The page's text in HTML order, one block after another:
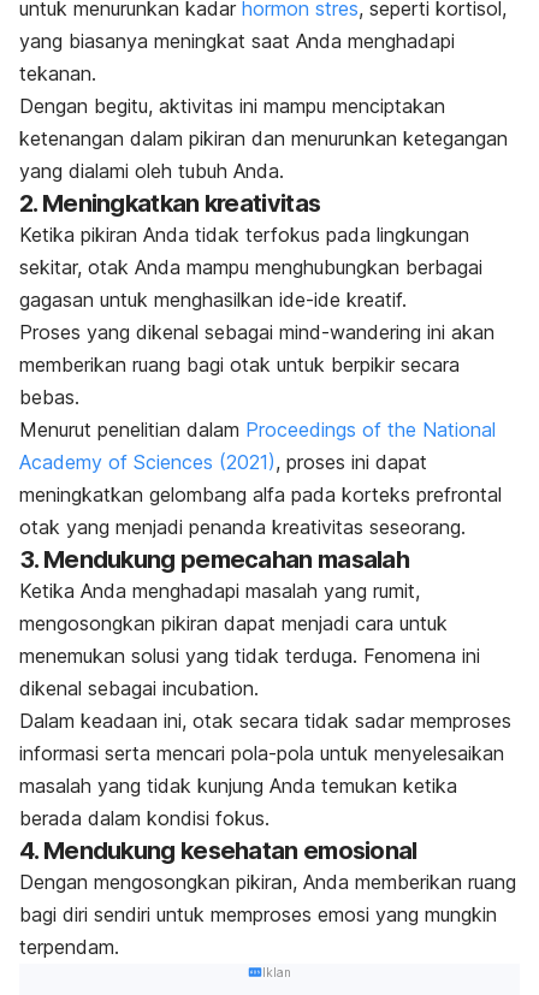
untuk menurunkan kadar hormon stres, seperti kortisol,
yang biasanya meningkat saat Anda menghadapi
tekanan.
Dengan begitu, aktivitas ini mampu menciptakan
ketenangan dalam pikiran dan menurunkan ketegangan
yang dialami oleh tubuh Anda.
2. Meningkatkan kreativitas
Ketika pikiran Anda tidak terfokus pada lingkungan
sekitar, otak Anda mampu menghubungkan berbagai
gagasan untuk menghasilkan ide-ide kreatif.
Proses yang dikenal sebagai mind-wandering ini akan
memberikan ruang bagi otak untuk berpikir secara
bebas.
Menurut penelitian dalam Proceedings of the National
Academy of Sciences (2021), proses ini dapat
meningkatkan gelombang alfa pada korteks prefrontal
otak yang menjadi penanda kreativitas seseorang.
3. Mendukung pemecahan masalah
Ketika Anda menghadapi masalah yang rumit,
mengosongkan pikiran dapat menjadi cara untuk
menemukan solusi yang tidak terduga. Fenomena ini
dikenal sebagai incubation.
Dalam keadaan ini, otak secara tidak sadar memproses
informasi serta mencari pola-pola untuk menyelesaikan
masalah yang tidak kunjung Anda temukan ketika
berada dalam kondisi fokus.
4. Mendukung kesehatan emosional
Dengan mengosongkan pikiran, Anda memberikan ruang
bagi diri sendiri untuk memproses emosi yang mungkin
terpendam.
Iklan